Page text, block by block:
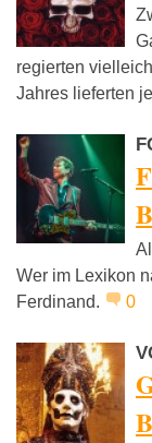
regierten
Jahres lieferten
Wer im Lexikon
Ferdinand.
0